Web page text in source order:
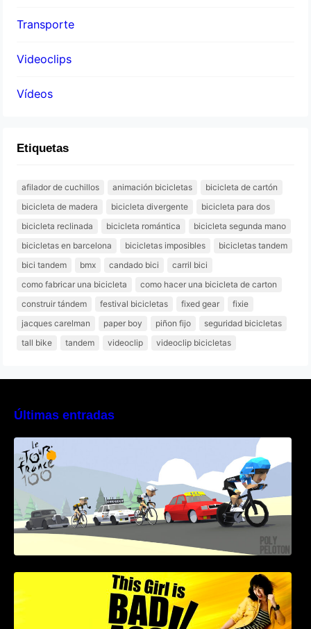
Transporte
Videoclips
Vídeos
Etiquetas
afilador de cuchillos animación bicicletas
bicicleta de cartón
bicicleta de madera
bicicleta divergente
bicicleta para dos
bicicleta reclinada
bicicleta romántica
bicicleta segunda mano
bicicletas en barcelona
bicicletas imposibles
bicicletas tandem
bici tandem
bmx candado bici
carril bici
como fabricar una bicicleta
como hacer una bicicleta de carton
construir tándem
festival bicicletas fixed gear
fixie
jacques carelman
paper boy piñon fijo
seguridad bicicletas
tall bike
tandem videoclip videoclip bicicletas
Últimas entradas
This Girl Is Badass – Escena lucha en bici